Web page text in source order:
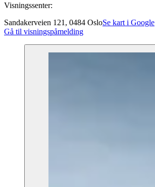
Visningssenter:
Sandakerveien 121, 0484 OsloSe kart i Google
Gå til visningspåmelding